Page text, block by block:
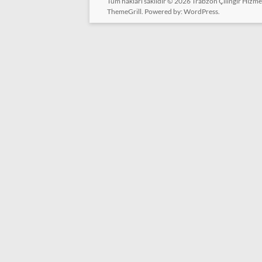
ThemeGrill. Powered by: WordPress.